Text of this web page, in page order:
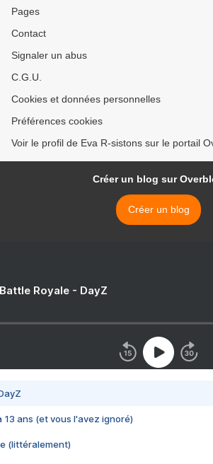
Pages
Contact
Signaler un abus
C.G.U.
Cookies et données personnelles
Préférences cookies
Voir le profil de Eva R-sistons sur le portail
Créer un blog sur
Créer un blog
Royale - DayZ
13 ans (et vous l'avez ignoré)
(littéralement)